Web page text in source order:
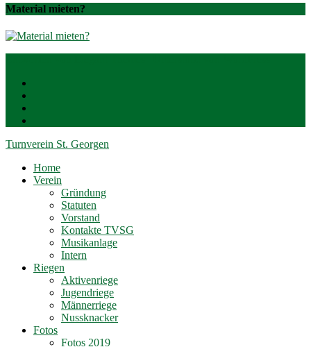
Material mieten?
Turnverein St. Georgen
Home
Verein
Gründung
Statuten
Vorstand
Kontakte TVSG
Musikanlage
Intern
Riegen
Aktivenriege
Jugendriege
Männerriege
Nussknacker
Fotos
Fotos 2019